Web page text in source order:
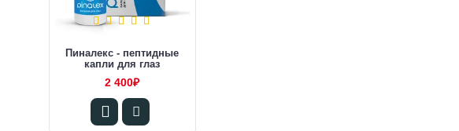
Пиналекс - пептидные
капли для глаз
2 400₽